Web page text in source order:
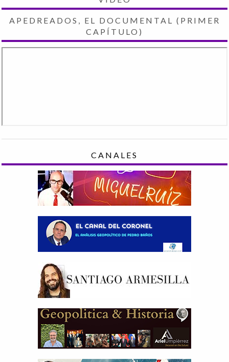
APEDREADOS, EL DOCUMENTAL (PRIMER
CAPÍTULO)
CANALES